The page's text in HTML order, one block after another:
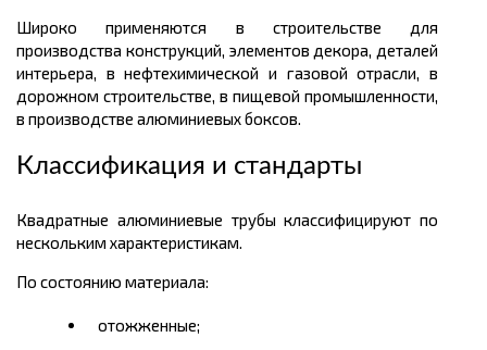
Широко применяются в строительстве для
производства конструкций, элементов декора, деталей
интерьера, в нефтехимической и газовой отрасли, в
дорожном строительстве, в пищевой промышленности,
в производстве алюминиевых боксов.
Классификация и стандарты
Квадратные алюминиевые трубы классифицируют по
нескольким характеристикам.
По состоянию материала:
отожженные;